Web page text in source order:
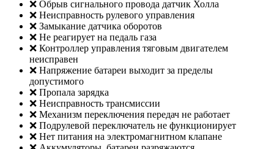
❌ Обрыв сигнального провода датчик Холла
❌ Неисправность рулевого управления
❌ Замыкание датчика оборотов
❌ Не реагирует на педаль газа
❌ Контроллер управления тяговым двигателем
неисправен
❌ Напряжение батареи выходит за пределы
допустимого
❌ Пропала зарядка
❌ Неисправность трансмиссии
❌ Механизм переключения передач не работает
❌ Подрулевой переключатель не функционирует
❌ Нет питания на электромагнитном клапане